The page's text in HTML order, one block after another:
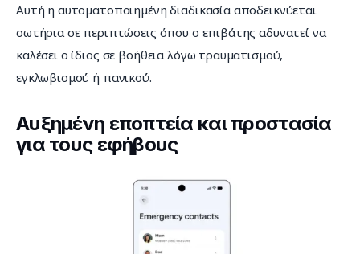
Αυτή η αυτοματοποιημένη διαδικασία αποδεικνύεται
σωτήρια σε περιπτώσεις όπου ο επιβάτης αδυνατεί να
καλέσει ο ίδιος σε βοήθεια λόγω τραυματισμού,
εγκλωβισμού ή πανικού.
Αυξημένη εποπτεία και προστασία
για τους εφήβους